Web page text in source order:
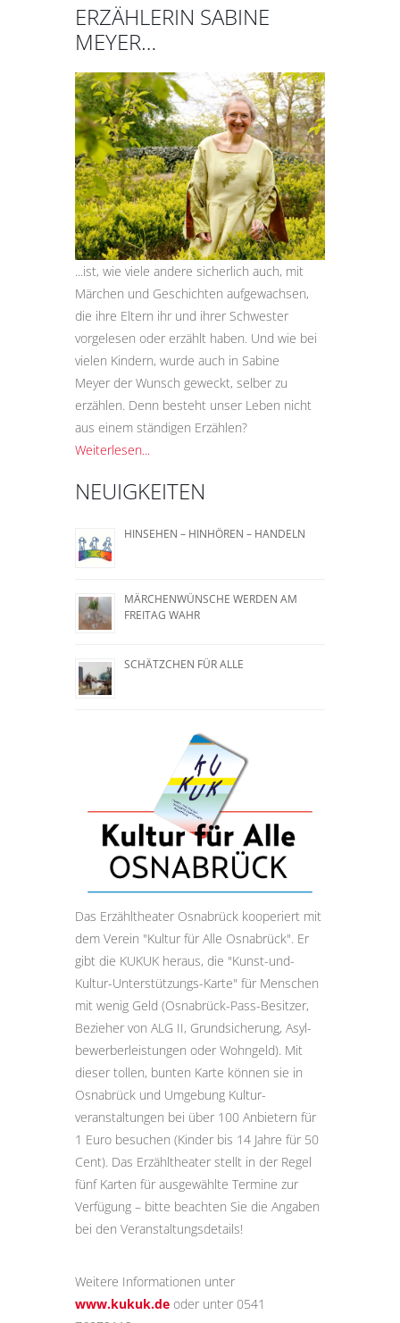
ERZÄHLERIN SABINE
MEYER…
...ist, wie viele andere sicherlich auch, mit
Märchen und Geschichten aufgewachsen,
die ihre Eltern ihr und ihrer Schwester
vorgelesen oder erzählt haben. Und wie bei
vielen Kindern, wurde auch in Sabine
Meyer der Wunsch geweckt, selber zu
erzählen. Denn besteht unser Leben nicht
aus einem ständigen Erzählen?
Weiterlesen...
NEUIGKEITEN
HINSEHEN – HINHÖREN – HANDELN
MÄRCHENWÜNSCHE WERDEN AM
FREITAG WAHR
SCHÄTZCHEN FÜR ALLE
Das Erzähltheater Osnabrück kooperiert mit
dem Verein "Kultur für Alle Osnabrück". Er
gibt die KUKUK heraus, die "Kunst-und-
Kultur-Unter­stützungs-Karte" für Menschen
mit wenig Geld (Osnabrück-Pass-Besitzer,
Bezieher von ALG II, Grund­sicherung, Asyl­
bewerber­leistungen oder Wohngeld). Mit
dieser tollen, bunten Karte können sie in
Osnabrück und Umgebung Kultur­
veranstaltungen bei über 100 Anbietern für
1 Euro besuchen (Kinder bis 14 Jahre für 50
Cent). Das Erzähltheater stellt in der Regel
fünf Karten für ausgewählte Termine zur
Verfügung – bitte beachten Sie die Angaben
bei den Veranstaltungs­details!
Weitere Informationen unter
www.kukuk.de oder unter 0541